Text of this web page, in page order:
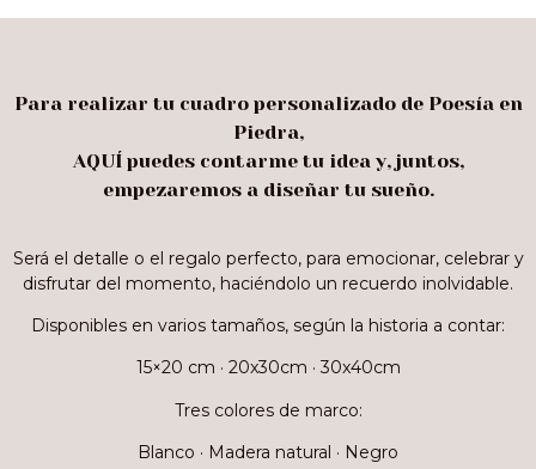
Para realizar tu cuadro personalizado de Poesía en
Piedra,
AQUÍ puedes contarme tu idea y, juntos,
empezaremos a diseñar tu sueño.
Será el detalle o el regalo perfecto, para emocionar, celebrar y
disfrutar del momento, haciéndolo un recuerdo inolvidable.
Disponibles en varios tamaños, según la historia a contar:
15×20 cm · 20x30cm · 30x40cm
Tres colores de marco:
Blanco · Madera natural · Negro